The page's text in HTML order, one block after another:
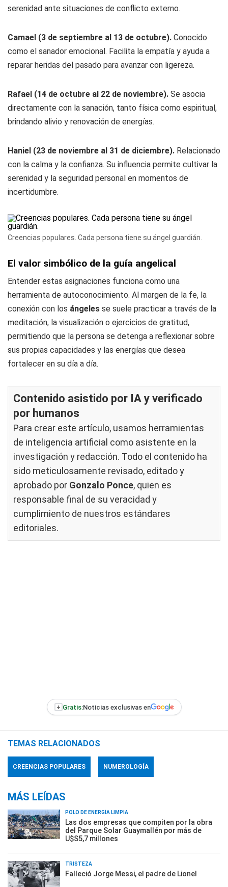
serenidad ante situaciones de conflicto externo.
Camael (3 de septiembre al 13 de octubre). Conocido
como el sanador emocional. Facilita la empatía y ayuda a
reparar heridas del pasado para avanzar con ligereza.
Rafael (14 de octubre al 22 de noviembre). Se asocia
directamente con la sanación, tanto física como espiritual,
brindando alivio y renovación de energías.
Haniel (23 de noviembre al 31 de diciembre). Relacionado
con la calma y la confianza. Su influencia permite cultivar la
serenidad y la seguridad personal en momentos de
incertidumbre.
Creencias populares. Cada persona tiene su ángel guardián.
El valor simbólico de la guía angelical
Entender estas asignaciones funciona como una
herramienta de autoconocimiento. Al margen de la fe, la
conexión con los ángeles se suele practicar a través de la
meditación, la visualización o ejercicios de gratitud,
permitiendo que la persona se detenga a reflexionar sobre
sus propias capacidades y las energías que desea
fortalecer en su día a día.
Contenido asistido por IA y verificado
por humanos
Para crear este artículo, usamos herramientas
de inteligencia artificial como asistente en la
investigación y redacción. Todo el contenido ha
sido meticulosamente revisado, editado y
aprobado por Gonzalo Ponce, quien es
responsable final de su veracidad y
cumplimiento de nuestros estándares
editoriales.
+ Gratis:Noticias exclusivas en
TEMAS RELACIONADOS
CREENCIAS POPULARES NUMEROLOGÍA
MÁS LEÍDAS
POLO DE ENERGÍA LIMPIA
Las dos empresas que compiten por la obra
del Parque Solar Guaymallén por más de
U$S5,7 millones
TRISTEZA
Falleció Jorge Messi, el padre de Lionel